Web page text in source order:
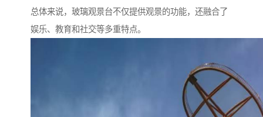
总体来说，玻璃观景台不仅提供观景的功能，还融合了
娱乐、教育和社交等多重特点。